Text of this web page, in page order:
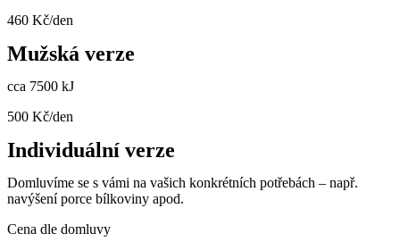
460 Kč/den
Mužská verze
cca 7500 kJ
500 Kč/den
Individuální verze
Domluvíme se s vámi na vašich konkrétních potřebách – např.
navýšení porce bílkoviny apod.
Cena dle domluvy